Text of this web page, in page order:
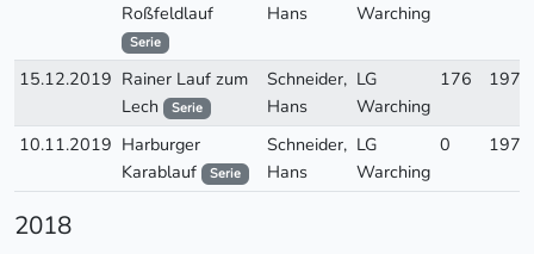
Roßfeldlauf
Serie
Hans
Warching
15.12.2019 Rainer Lauf zum
Lech
Serie
Schneider,
Hans
LG
Warching
176 1970
10.11.2019 Harburger
Karablauf
Serie
Schneider,
Hans
LG
Warching
0 1970
2018